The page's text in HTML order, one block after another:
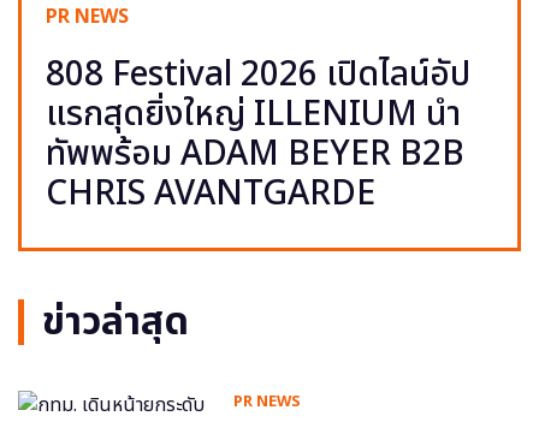
PR NEWS
808 Festival 2026 เปิดไลน์อัป
แรกสุดยิ่งใหญ่ ILLENIUM นำ
ทัพพร้อม ADAM BEYER B2B
CHRIS AVANTGARDE
ข่าวล่าสุด
PR NEWS